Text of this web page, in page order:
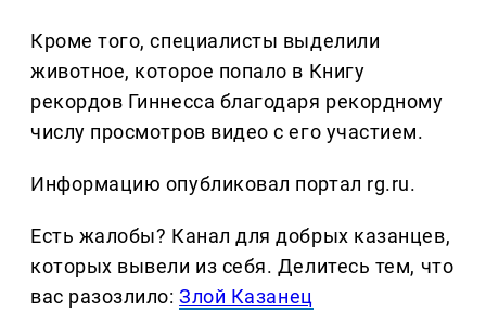
Кроме того, специалисты выделили
животное, которое попало в Книгу
рекордов Гиннесса благодаря рекордному
числу просмотров видео с его участием.
Информацию опубликовал портал rg.ru.
Есть жалобы? Канал для добрых казанцев,
которых вывели из себя. Делитеcь тем, что
вас разозлило:Злой Казанец